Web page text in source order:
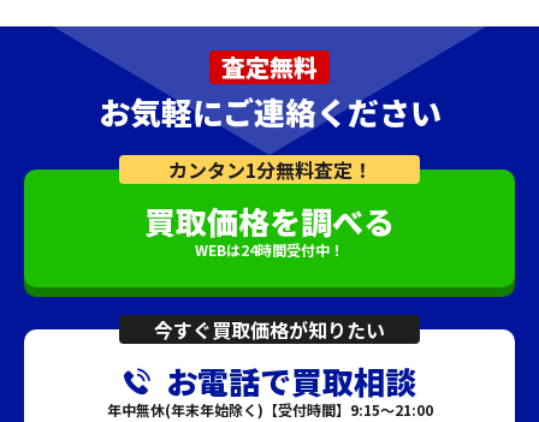
査定無料
お気軽にご連絡ください
カンタン1分無料査定！
買取価格を調べる
WEBは24時間受付中！
今すぐ買取価格が知りたい
お電話で買取相談
年中無休(年末年始除く)【受付時間】9:15～21:00